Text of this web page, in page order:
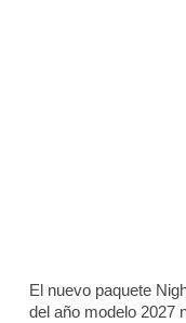
El nuevo paquete
del año modelo 2027